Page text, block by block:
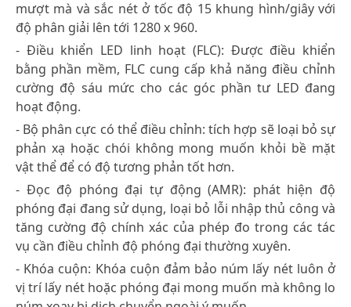
mượt mà và sắc nét ở tốc độ 15 khung hình/giây với
độ phân giải lên tới 1280 x 960.
- Điều khiển LED linh hoạt (FLC): Được điều khiển
bằng phần mềm, FLC cung cấp khả năng điều chỉnh
cường độ sáu mức cho các góc phần tư LED đang
hoạt động.
- Bộ phân cực có thể điều chỉnh: tích hợp sẽ loại bỏ sự
phản xạ hoặc chói không mong muốn khỏi bề mặt
vật thể để có độ tương phản tốt hơn.
- Đọc độ phóng đại tự động (AMR): phát hiện độ
phóng đại đang sử dụng, loại bỏ lỗi nhập thủ công và
tăng cường độ chính xác của phép đo trong các tác
vụ cần điều chỉnh độ phóng đại thường xuyên.
- Khóa cuộn: Khóa cuộn đảm bảo núm lấy nét luôn ở
vị trí lấy nét hoặc phóng đại mong muốn mà không lo